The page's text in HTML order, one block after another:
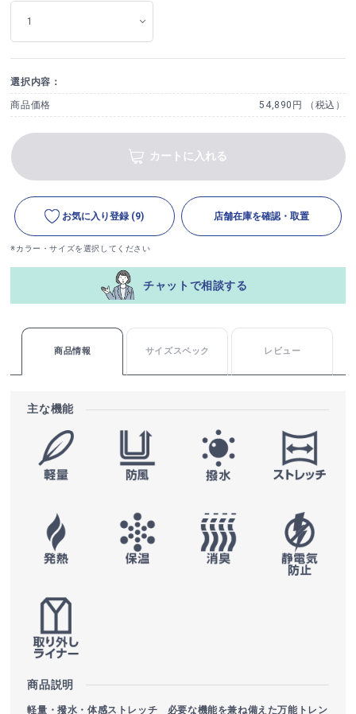
選択内容：
商品価格 54,890円 （税込）
カートに入れる
お気に入り登録 (9) 店舗在庫を確認・取置
※カラー・サイズを選択してください
チャットで相談する
商品情報 サイズスペック レビュー
主な機能
商品説明
軽量・撥水・体感ストレッチ 必要な機能を兼ね備えた万能トレン